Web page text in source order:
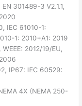
301489-3 V2.1.1,
IEC 61010-1:
1: 2010+A1: 2019
2012/19/EU,
IP67: IEC 60529:
4X (NEMA 250-